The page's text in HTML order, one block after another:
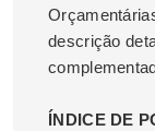
descrição
ÍNDICE DE